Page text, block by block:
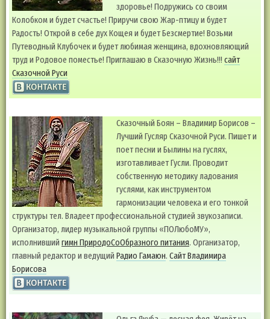
здоровье! Подружись со своим
Колобком и будет счастье! Приручи свою Жар-птицу и будет
Радость! Открой в себе дух Кощея и будет Безсмертие! Возьми
Путеводный Клубочек и будет любимая женщина, вдохновляющий
труд и Родовое поместье! Приглашаю в Сказочную Жизнь!!! сайт
Сказочной Руси
Сказочный Боян – Владимир Борисов –
Лучший Гусляр Сказочной Руси. Пишет и
поет песни и Былины на гуслях,
изготавливает Гусли. Проводит
собственную методику ладования
гуслями, как инструментом
гармонизации человека и его тонкой
структуры тел. Владеет профессиональной студией звукозаписи.
Организатор, лидер музыкальной группы «ПОЛюбоМУ»,
исполнивший гимн ПриродоСоОбразного питания. Организатор,
главный редактор и ведущий Радио Гамаюн. Сайт Владимира
Борисова